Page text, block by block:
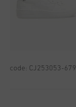
code: CJ253053-679